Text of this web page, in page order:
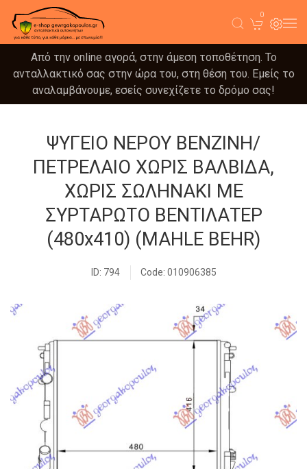
0
Από την online αγορά, στην άμεση τοποθέτηση. Το
ανταλλακτικό σας στην ώρα του, στη θέση του. Εμείς το
αναλαμβάνουμε, εσείς συνεχίζετε το δρόμο σας!
ΨΥΓΕΙΟ ΝΕΡΟΥ ΒΕΝΖΙΝΗ/
ΠΕΤΡΕΛΑΙΟ ΧΩΡΙΣ ΒΑΛΒΙΔΑ,
ΧΩΡΙΣ ΣΩΛΗΝΑΚΙ ΜΕ
ΣΥΡΤΑΡΩΤΟ ΒΕΝΤΙΛΑΤΕΡ
(480x410) (MAHLE BEHR)
ID: 794 Code: 010906385